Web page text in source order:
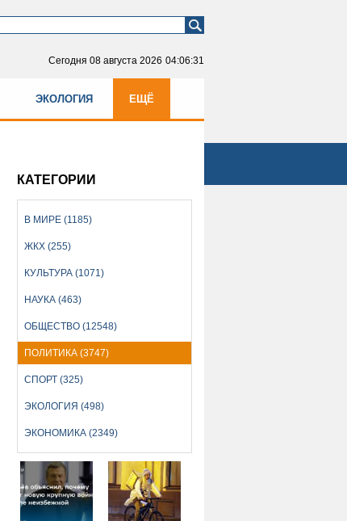
Сегодня 08 августа 2026 04:06:31
ЭКОЛОГИЯ ЕЩЁ
КАТЕГОРИИ
В МИРЕ (1185)
ЖКХ (255)
КУЛЬТУРА (1071)
НАУКА (463)
ОБЩЕСТВО (12548)
ПОЛИТИКА (3747)
СПОРТ (325)
ЭКОЛОГИЯ (498)
ЭКОНОМИКА (2349)